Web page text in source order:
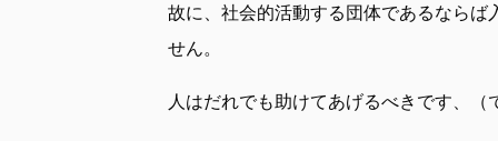
故に、社会的活動する団体であるなら
せん。
人はだれでも助けてあげるべきです、（